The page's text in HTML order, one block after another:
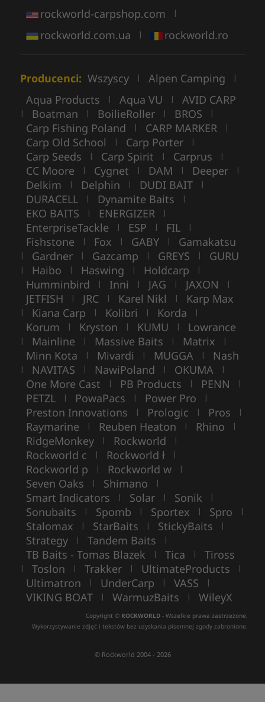
rockworld-carpshop.com |
rockworld.com.ua | rockworld.ro
Producenci: Wszyscy | Alpen Camping |
Aqua Products | Aqua VU | AVID CARP
| Boatman | BoilieRoller | BROS |
Carp Fishing Poland | CARP MARKER |
Carp Old School | Carp Porter |
Carp Seeds | Carp Spirit | Carprus |
CC Moore | Cygnet | DAM | Deeper |
Delkim | Delphin | DUDI BAIT |
DURACELL | Dynamite Baits |
EKO BAITS | ENERGIZER |
EnterpriseTackle | ESP | FIL |
Fishstone | Fox | GABY | Gamakatsu
| Gardner | Gazcamp | GREYS | GURU
| Haibo | Haswing | Holdcarp |
Humminbird | Inni | JAG | JAXON |
JETFISH | JRC | Karel Nikl | Karp Max
| Kiana Carp | Kolibri | Korda |
Korum | Kryston | KUMU | Lowrance
| Mainline | Massive Baits | Matrix |
Minn Kota | Mivardi | MUGGA | Nash
| NAVITAS | NawiPoland | OKUMA |
One More Cast | PB Products | PENN |
PETZL | PowaPacs | Power Pro |
Preston Innovations | Prologic | Pros |
Raymarine | Reuben Heaton | Rhino |
RidgeMonkey | Rockworld |
Rockworld c | Rockworld ł |
Rockworld p | Rockworld w |
Seven Oaks | Shimano |
Smart Indicators | Solar | Sonik |
Sonubaits | Spomb | Sportex | Spro |
Stalomax | StarBaits | StickyBaits |
Strategy | Tandem Baits |
TB Baits - Tomas Blazek | Tica | Tiross
| Toslon | Trakker | UltimateProducts |
Ultimatron | UnderCarp | VASS |
VIKING BOAT | WarmuzBaits | WileyX
Copyright © ROCKWORLD - Wszelkie prawa zastrzeżone.
Wykorzystywanie zdjęć i tekstów bez uzyskania pisemnej zgody zabronione.
© Rockworld 2004 - 2026